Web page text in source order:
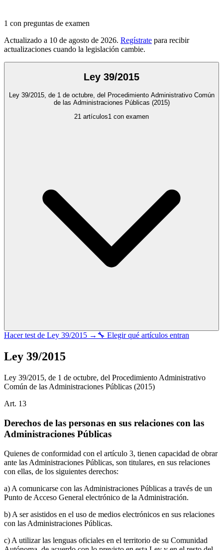
1 con preguntas de examen
Actualizado a 10 de agosto de 2026. Regístrate para recibir
actualizaciones cuando la legislación cambie.
Ley 39/2015
Ley 39/2015, de 1 de octubre, del Procedimiento Administrativo Común
de las Administraciones Públicas (2015)
21 artículos1 con examen
Hacer test de Ley 39/2015 → 🔧 Elegir qué artículos entran
Ley 39/2015
Ley 39/2015, de 1 de octubre, del Procedimiento Administrativo
Común de las Administraciones Públicas (2015)
Art. 13
Derechos de las personas en sus relaciones con las
Administraciones Públicas
Quienes de conformidad con el artículo 3, tienen capacidad de obrar
ante las Administraciones Públicas, son titulares, en sus relaciones
con ellas, de los siguientes derechos:
a) A comunicarse con las Administraciones Públicas a través de un
Punto de Acceso General electrónico de la Administración.
b) A ser asistidos en el uso de medios electrónicos en sus relaciones
con las Administraciones Públicas.
c) A utilizar las lenguas oficiales en el territorio de su Comunidad